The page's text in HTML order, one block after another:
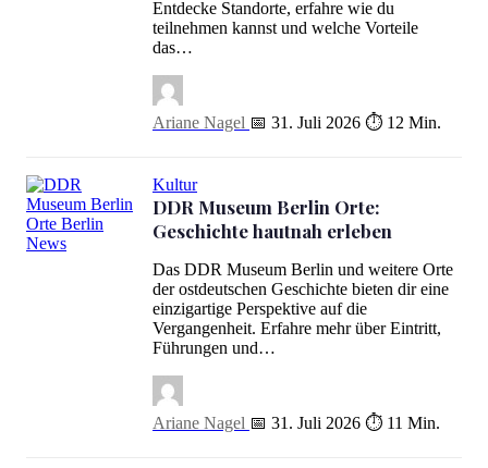
Entdecke Standorte, erfahre wie du
teilnehmen kannst und welche Vorteile
das…
Ariane Nagel 📅 31. Juli 2026 ⏱ 12 Min.
DDR Museum Berlin Orte: Geschichte hautnah erleben
Kultur
DDR Museum Berlin Orte:
Geschichte hautnah erleben
Das DDR Museum Berlin und weitere Orte
der ostdeutschen Geschichte bieten dir eine
einzigartige Perspektive auf die
Vergangenheit. Erfahre mehr über Eintritt,
Führungen und…
Ariane Nagel 📅 31. Juli 2026 ⏱ 11 Min.